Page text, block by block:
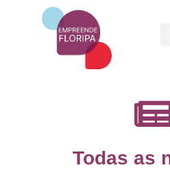
Todas as